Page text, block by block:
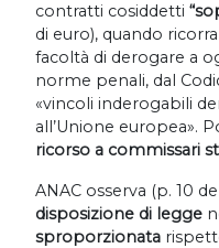
contratti cosiddetti
di euro), quando ricorra
facoltà di derogare a
norme penali, dal
«vincoli inderogabili
all’Unione europea».
ricorso a commissari
ANAC osserva (p. 10
disposizione di legge
sproporzionata